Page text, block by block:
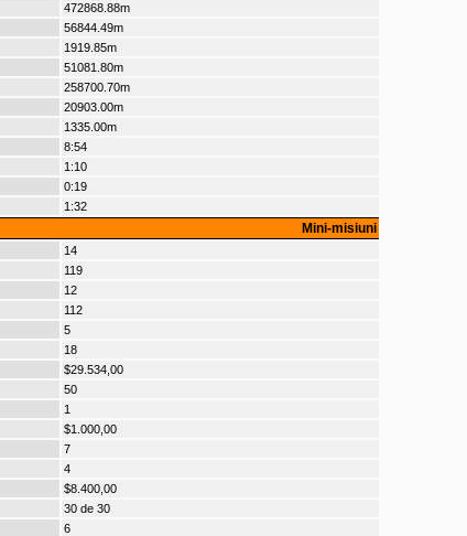
472868.88m
56844.49m
1919.85m
51081.80m
258700.70m
20903.00m
1335.00m
8:54
1:10
0:19
1:32
Mini-misiuni
14
119
12
112
5
18
$29.534,00
50
1
$1.000,00
7
4
$8.400,00
30 de 30
6